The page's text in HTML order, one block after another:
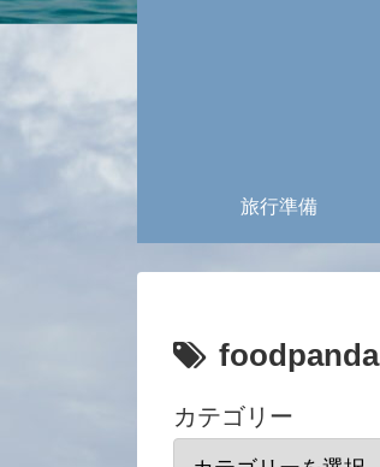
旅行準備
foodpanda
カテゴリー